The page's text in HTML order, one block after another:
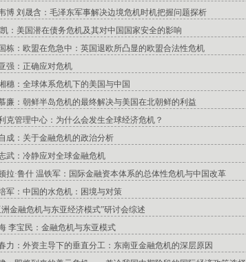
博 刘晟含：毛泽东军事解决边境危机时机把握问题探析
：美国潜在债务危机及其对中国国家安全的影响
栋：欧盟在危急中：英国退欧所凸显的欧盟合法性危机
强：正确应对危机
穗：全球体系危机下的美国与中国
廉：朝鲜半岛危机的最终解决与美国在北朝鲜的利益
克管理中心：为什么会发生全球经济危机？
成：关于金融危机的政治分析
武：冷静应对全球金融危机
拉·鲁什 温铁军：国际金融资本体系的总体性危机与中国改革
军：中国的水危机：困境与对策
洲金融危机与东亚经济模式”研讨会综述
李宝民：金融危机与东亚模式
力：外资主导下的垂直分工：东南亚金融危机的深层原因